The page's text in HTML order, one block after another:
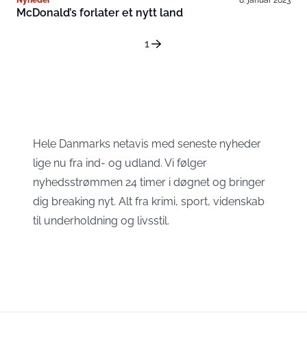
McDonald’s forlater et nytt land
1
Hele Danmarks netavis med seneste nyheder
lige nu fra ind- og udland. Vi følger
nyhedsstrømmen 24 timer i døgnet og bringer
dig breaking nyt. Alt fra krimi, sport, videnskab
til underholdning og livsstil.